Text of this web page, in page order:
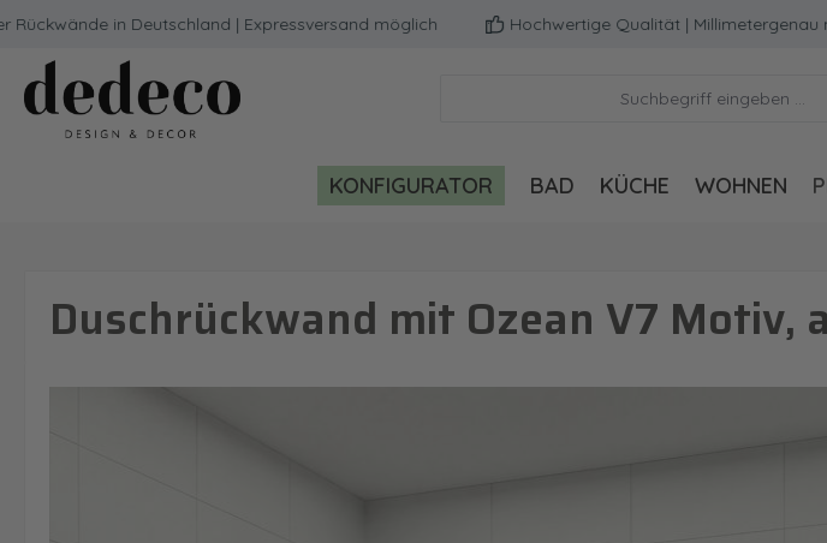
Hauptinhalt springen
Zur Suche springen
Zur Hauptnavigation springen
in Deutschland | Expressversand möglich Hochwertige Qualität | Millimetergenau
KONFIGURATOR BAD KÜCHE WOHNEN
Duschrückwand mit Ozean V7